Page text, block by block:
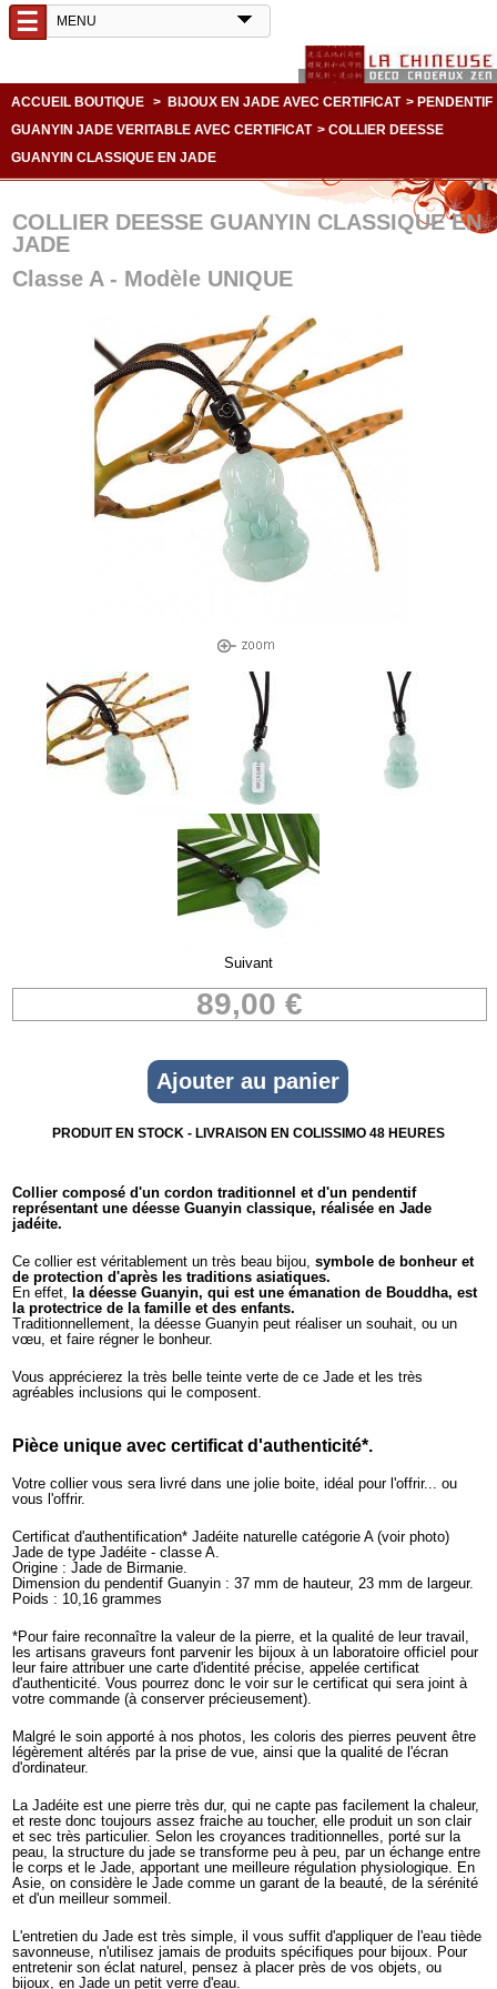
☰
ACCUEIL BOUTIQUE > BIJOUX EN JADE AVEC CERTIFICAT > PENDENTIF
GUANYIN JADE VERITABLE AVEC CERTIFICAT > COLLIER DEESSE
GUANYIN CLASSIQUE EN JADE
COLLIER DEESSE GUANYIN CLASSIQUE EN
JADE
Classe A - Modèle UNIQUE
Suivant
89,00 €
PRODUIT EN STOCK - LIVRAISON EN COLISSIMO 48 HEURES
Collier composé d'un cordon traditionnel et d'un pendentif
représentant une déesse Guanyin classique, réalisée en Jade
jadéite.
Ce collier est véritablement un très beau bijou,symbole de bonheur et
de protection d'après les traditions asiatiques.
En effet, la déesse Guanyin, qui est une émanation de Bouddha, est
la protectrice de la famille et des enfants.
Traditionnellement, la déesse Guanyin peut réaliser un souhait, ou un
vœu, et faire régner le bonheur.
Vous apprécierez la très belle teinte verte de ce Jade et les très
agréables inclusions qui le composent.
Pièce unique avec certificat d'authenticité*.
Votre collier vous sera livré dans une jolie boite, idéal pour l'offrir... ou
vous l'offrir.
Certificat d'authentification* Jadéite naturelle catégorie A (voir photo)
Jade de type Jadéite - classe A.
Origine : Jade de Birmanie.
Dimension du pendentif Guanyin : 37 mm de hauteur, 23 mm de largeur.
Poids : 10,16 grammes
*Pour faire reconnaître la valeur de la pierre, et la qualité de leur travail,
les artisans graveurs font parvenir les bijoux à un laboratoire officiel pour
leur faire attribuer une carte d'identité précise, appelée certificat
d'authenticité. Vous pourrez donc le voir sur le certificat qui sera joint à
votre commande (à conserver précieusement).
Malgré le soin apporté à nos photos, les coloris des pierres peuvent être
légèrement altérés par la prise de vue, ainsi que la qualité de l'écran
d'ordinateur.
La Jadéite est une pierre très dur, qui ne capte pas facilement la chaleur,
et reste donc toujours assez fraiche au toucher, elle produit un son clair
et sec très particulier. Selon les croyances traditionnelles, porté sur la
peau, la structure du jade se transforme peu à peu, par un échange entre
le corps et le Jade, apportant une meilleure régulation physiologique. En
Asie, on considère le Jade comme un garant de la beauté, de la sérénité
et d'un meilleur sommeil.
L'entretien du Jade est très simple, il vous suffit d'appliquer de l'eau tiède
savonneuse, n'utilisez jamais de produits spécifiques pour bijoux. Pour
entretenir son éclat naturel, pensez à placer près de vos objets, ou
bijoux, en Jade un petit verre d'eau.